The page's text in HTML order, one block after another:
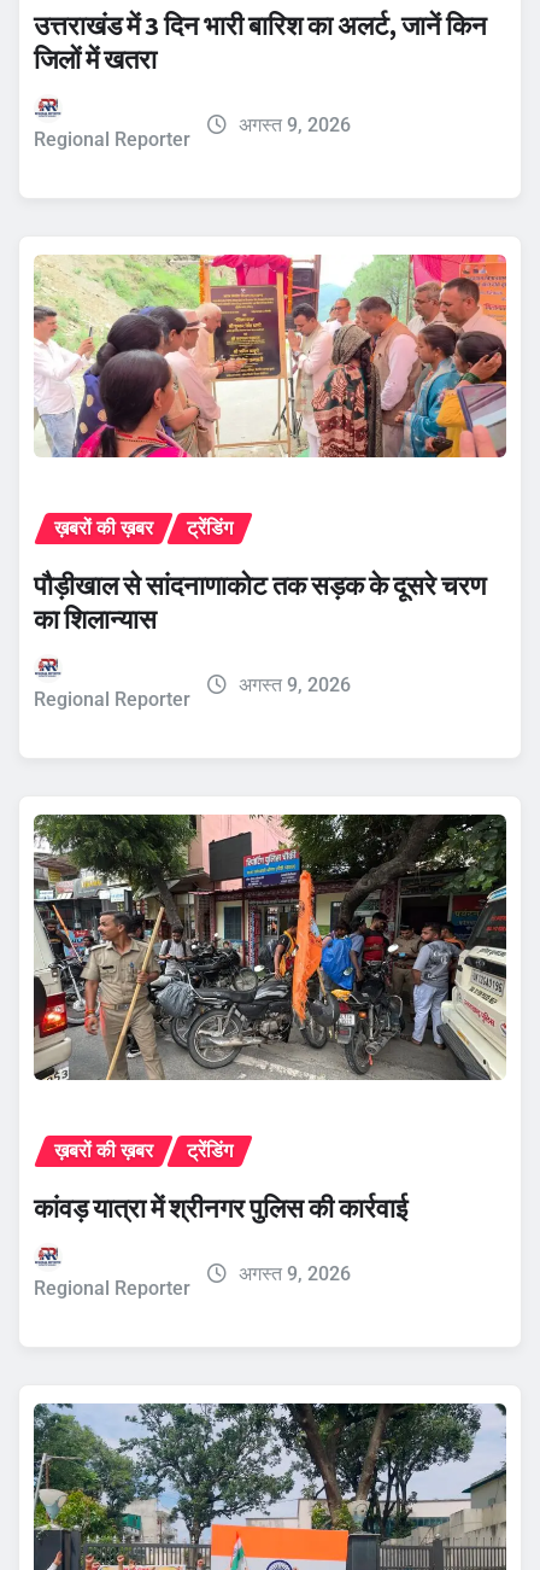
उत्तराखंड में 3 दिन भारी बारिश का अलर्ट, जानें किन
जिलों में खतरा
Regional Reporter
अगस्त 9, 2026
ख़बरों की ख़बर ट्रेंडिंग
पौड़ीखाल से सांदनाणाकोट तक सड़क के दूसरे चरण
का शिलान्यास
Regional Reporter
अगस्त 9, 2026
ख़बरों की ख़बर ट्रेंडिंग
कांवड़ यात्रा में श्रीनगर पुलिस की कार्रवाई
Regional Reporter
अगस्त 9, 2026